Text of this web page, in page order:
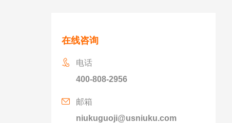
在线咨询
电话
400-808-2956
邮箱
niukuguoji@usniuku.com